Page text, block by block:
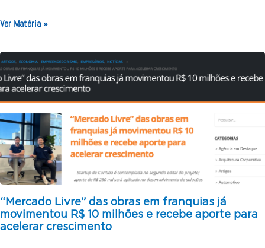
Ver Matéria »
“Mercado Livre” das obras em franquias já
movimentou R$ 10 milhões e recebe aporte para
acelerar crescimento